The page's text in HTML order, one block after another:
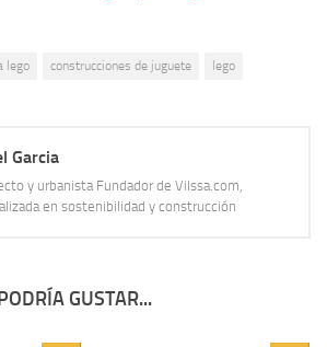
lego construcciones de juguete lego
Garcia
y urbanista Fundador de Vilssa.com,
en sostenibilidad y construcción
GUSTAR...